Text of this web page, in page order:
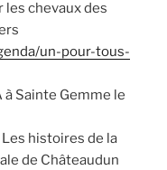
les chevaux des
un-pour-tous-
à Sainte Gemme le
Les histoires de la
de Châteaudun